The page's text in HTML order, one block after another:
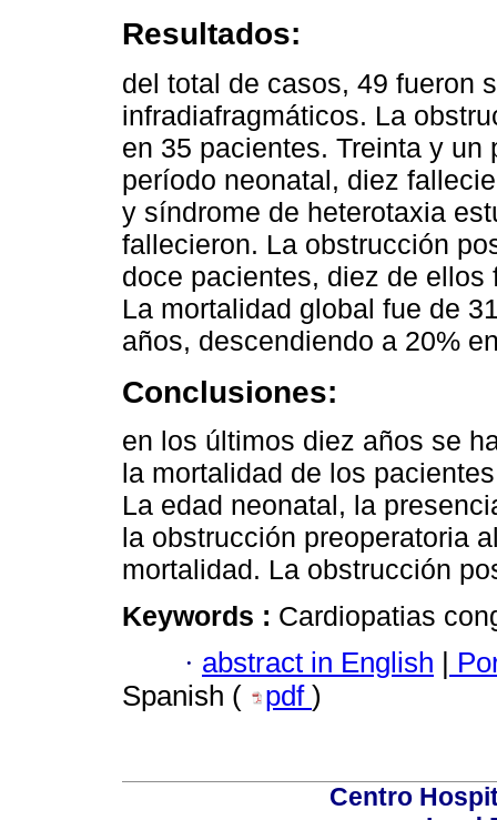
Resultados:
del total de casos, 49 fueron
infradiafragmáticos. La
en 35 pacientes. Treinta y
período neonatal, diez
y síndrome de heterotaxia
fallecieron. La obstrucción
doce pacientes, diez de
La mortalidad global fue de
años, descendiendo a 20%
Conclusiones:
en los últimos diez años se
la mortalidad de los
La edad neonatal, la
la obstrucción preoperatoria
mortalidad. La obstrucción
Keywords : Cardiopatias
· abstract in English
Spanish (
pdf )
Centro